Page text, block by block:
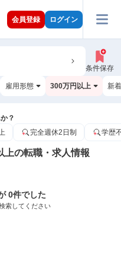
会員登録 ログイン
条件保存
雇用形態 300万円以上 新
？
完全週休2日制 学歴
上の転職・求人情報
0件でした
索してください